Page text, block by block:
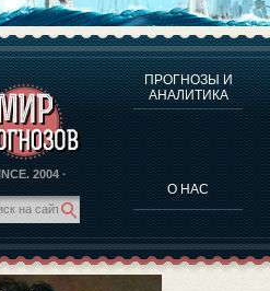
2004 ·
ПРОГНОЗЫ И
АНАЛИТИКА
О НАС
ЧЕЛОВЕКА
ВЫДАЮЩИХСЯ ЛИЧНОСТЕЙ
ВОЛИКОВА
И АНАЛИТИКА